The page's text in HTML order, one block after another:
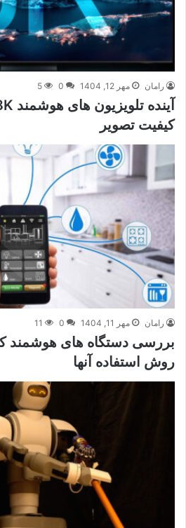
رامان مهر 12, 1404 0
5
کیفیت تصویر
رامان مهر 11, 1404 0
11
بررسی دستگاه های هوشمند
روش استفاده آنها